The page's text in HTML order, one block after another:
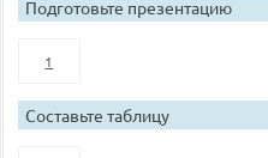
Подготовьте презентацию
1
Составьте таблицу